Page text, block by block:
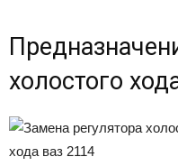
холостого